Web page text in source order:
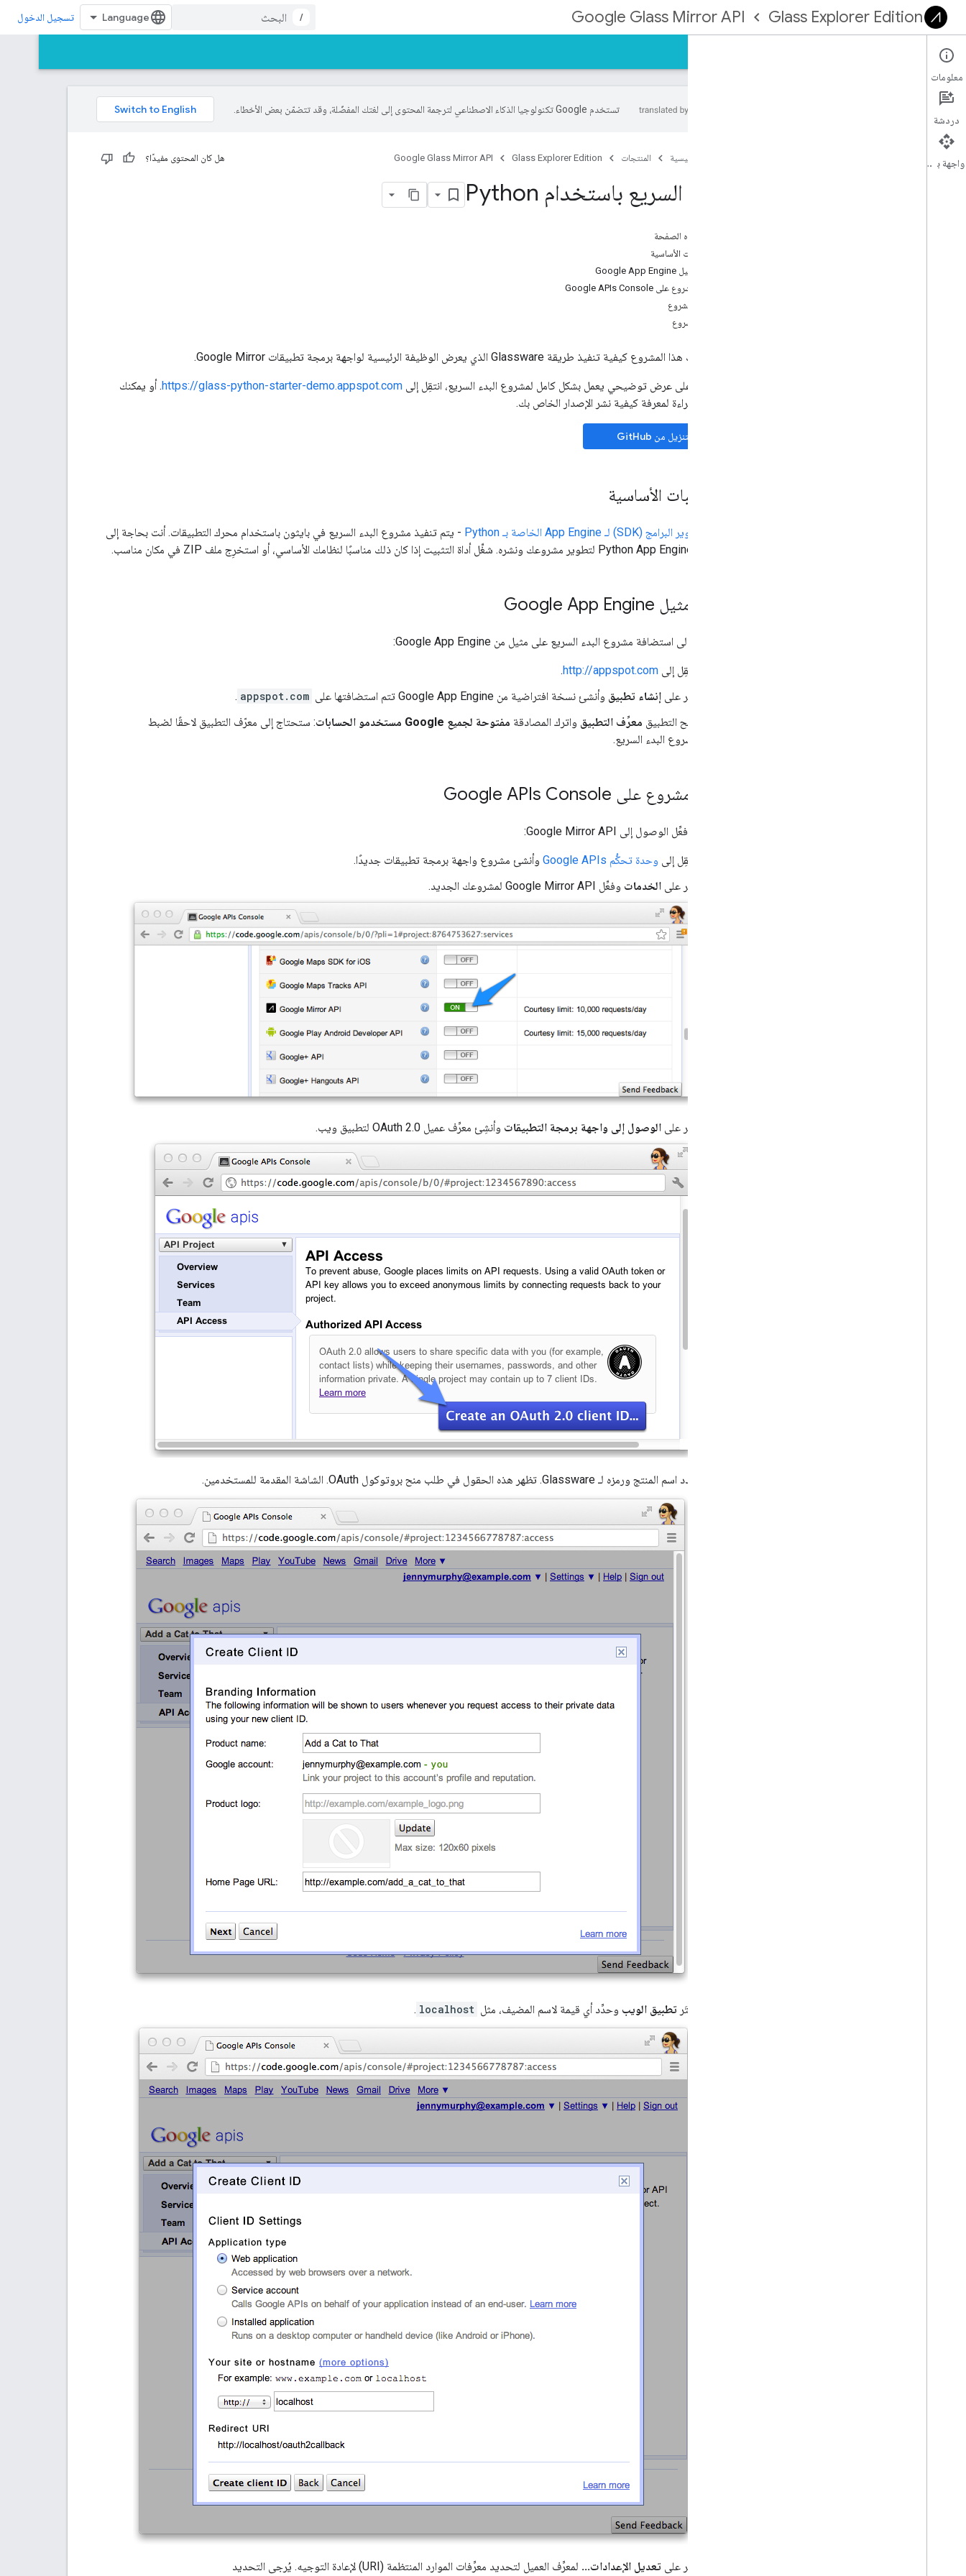
Glass Explorer Edition
Google Glass Mirror API
/ تسجيل الدخول
نظرة عامة
قصص استخدام واجهة برمجة التطبيقات
تستخدم Google تكنولوجيا الذكاء الاصطناعي لترجمة المحتوى إلى لغتك المفضّلة، وقد تتضمّن بعض الأخطاء.
الصفحة الرئيسية المنتجات Glass Explorer Edition
Google Glass Mirror API هل كان المحتوى مفيدًا؟
البدء السريع باستخدام Python
على هذه الصفحة
المتطلبات الأساسية
إنشاء مثيل Google App Engine
إنشاء مشروع على Google APIs Console
ضبط المشروع
نشر المشروع
يوضح لك هذا المشروع كيفية تنفيذ طريقة Glassware الذي يعرض الوظيفة الرئيسية لواجهة برمجة تطبيقات Google Mirror.
للاطّلاع على عرض توضيحي يعمل بشكل كامل لمشروع البدء السريع، انتقِل إلى https://glass-python-starter-demo.appspot.com. أو يمكنك
متابعة القراءة لمعرفة كيفية نشر الإصدار الخاص بك.
التنزيل من GitHub
المتطلبات الأساسية
حزمة تطوير البرامج (SDK) لـ App Engine الخاصة بـ Python
- يتم تنفيذ مشروع البدء السريع في بايثون باستخدام محرك التطبيقات. أنت بحاجة إلى
إنشاء مثيل Google App Engine
ستحتاج إلى استضافة مشروع البدء السريع على مثيل من Google App Engine:
انتقِل إلى http://appspot.com
.
انقر على إنشاء تطبيق وأنشئ نسخة افتراضية من Google App Engine تتم استضافتها على appspot.com
.
امنح التطبيق معرِّف التطبيق واترك المصادقة مفتوحة لجميع Google مستخدمو الحسابات
: ستحتاج إلى معرّف التطبيق لاحقًا لضبط
مشروع البدء السريع.
إنشاء مشروع على Google APIs Console
بعد ذلك، فعِّل الوصول إلى Google Mirror API:
انتقِل إلى وحدة تحكُّم Google APIs
وأنشئ مشروع واجهة برمجة تطبيقات جديدًا.
انقر على الخدمات وفعِّل Google Mirror API لمشروعك الجديد.
انقر على الوصول إلى واجهة برمجة التطبيقات وأنشِئ معرِّف عميل OAuth 2.0 لتطبيق ويب.
حدد اسم المنتج ورمزه لـ Glassware. تظهر هذه الحقول في طلب منح بروتوكول OAuth. الشاشة المقدمة للمستخدمين.
اختَر تطبيق الويب وحدِّد أي قيمة لاسم المضيف، مثل localhost
.
انقر على تعديل الإعدادات... لمعرِّف العميل لتحديد معرِّفات الموارد المنتظمة (URI) لإعادة التوجيه. يُرجى التحديد
معلومات
دردشة
واجهة برمجة التطبيقات